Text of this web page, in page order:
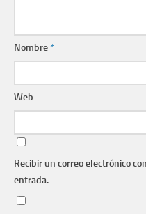
Nombre*
Web
Recibir un correo electrónico
entrada.